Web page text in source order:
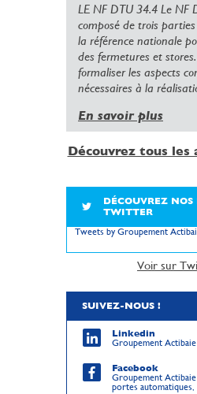
LE NF DTU 34.4 Le NF
composé de trois
la référence nationale
des fermetures et
formaliser les aspects
nécessaires à la
En savoir plus
Découvrez tous les
DÉCOUVREZ NOS
TWITTER
Tweets by Groupement
Voir sur
SUIVEZ-NOUS !
Linkedin
Groupement Actibaie
Facebook
Groupement
portes